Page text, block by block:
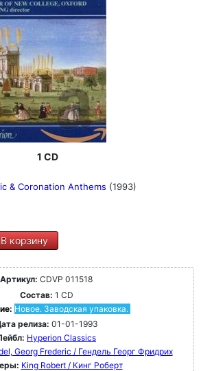
1 CD
& Coronation Anthems (1993)
В корзину
Артикул: CDVP 011518
Состав: 1 CD
Новое. Заводская упаковка.
релиза: 01-01-1993
Hyperion Classics
Georg Frederic / Гендель Георг Фридрих
King Robert / Кинг Роберт